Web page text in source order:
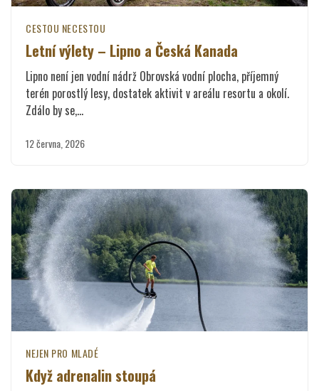
CESTOU NECESTOU
Letní výlety – Lipno a Česká Kanada
Lipno není jen vodní nádrž Obrovská vodní plocha, příjemný
terén porostlý lesy, dostatek aktivit v areálu resortu a okolí.
Zdálo by se,…
12 června, 2026
NEJEN PRO MLADÉ
Když adrenalin stoupá